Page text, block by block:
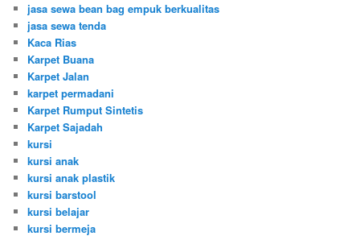
jasa sewa bean bag empuk berkualitas
jasa sewa tenda
Kaca Rias
Karpet Buana
Karpet Jalan
karpet permadani
Karpet Rumput Sintetis
Karpet Sajadah
kursi
kursi anak
kursi anak plastik
kursi barstool
kursi belajar
kursi bermeja